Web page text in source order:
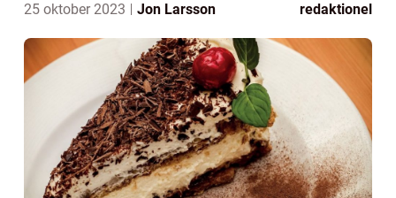
25 oktober 2023 Jon Larsson redaktionel